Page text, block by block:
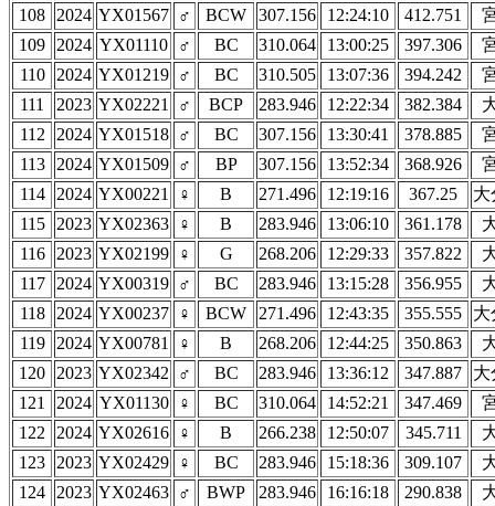
108
2024 YX01567 ♂ BCW 307.156 12:24:10 412.751
109
2024 YX01110 ♂ BC 310.064 13:00:25 397.306
110
2024 YX01219 ♂ BC 310.505 13:07:36 394.242
111
2023 YX02221 ♂ BCP 283.946 12:22:34 382.384
112
2024 YX01518 ♂ BC 307.156 13:30:41 378.885
113
2024 YX01509 ♂ BP 307.156 13:52:34 368.926
114
2024 YX00221 ♀ B 271.496 12:19:16 367.25
大
115
2023 YX02363 ♀ B 283.946 13:06:10 361.178
116
2023 YX02199 ♀ G 268.206 12:29:33 357.822
117
2024 YX00319 ♂ BC 283.946 13:15:28 356.955
118
2024 YX00237 ♀ BCW 271.496 12:43:35 355.555
大
119
2024 YX00781 ♀ B 268.206 12:44:25 350.863
120
2023 YX02342 ♂ BC 283.946 13:36:12 347.887
大
121
2024 YX01130 ♀ BC 310.064 14:52:21 347.469
122
2024 YX02616 ♀ B 266.238 12:50:07 345.711
123
2023 YX02429 ♀ BC 283.946 15:18:36 309.107
124
2023 YX02463 ♂ BWP 283.946 16:16:18 290.838